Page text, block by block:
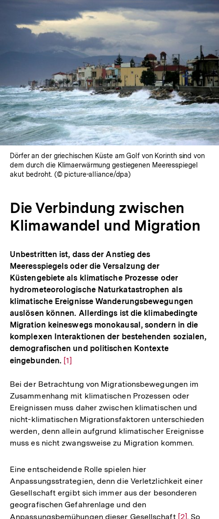
Dörfer an der griechischen Küste am Golf von Korinth sind von
dem durch die Klimaerwärmung gestiegenen Meeresspiegel
akut bedroht. (© picture-alliance/dpa)
Die Verbindung zwischen
Klimawandel und Migration
Unbestritten ist, dass der Anstieg des
Meeresspiegels oder die Versalzung der
Küstengebiete als klimatische Prozesse oder
hydrometeorologische Naturkatastrophen als
klimatische Ereignisse Wanderungsbewegungen
auslösen können. Allerdings ist die klimabedingte
Migration keineswegs monokausal, sondern in die
komplexen Interaktionen der bestehenden sozialen,
demografischen und politischen Kontexte
eingebunden. Zur
der
Fußnote
[1]
Bei der Betrachtung von Migrationsbewegungen im
Zusammenhang mit klimatischen Prozessen oder
Ereignissen muss daher zwischen klimatischen und
nicht-klimatischen Migrationsfaktoren unterschieden
werden, denn allein aufgrund klimatischer Ereignisse
muss es nicht zwangsweise zu Migration kommen.
Eine entscheidende Rolle spielen hier
Anpassungsstrategien, denn die Verletzlichkeit einer
Gesellschaft ergibt sich immer aus der besonderen
geografischen Gefahrenlage und den
Anpassungsbemühungen dieser Gesellschaft Zur
[2]. So